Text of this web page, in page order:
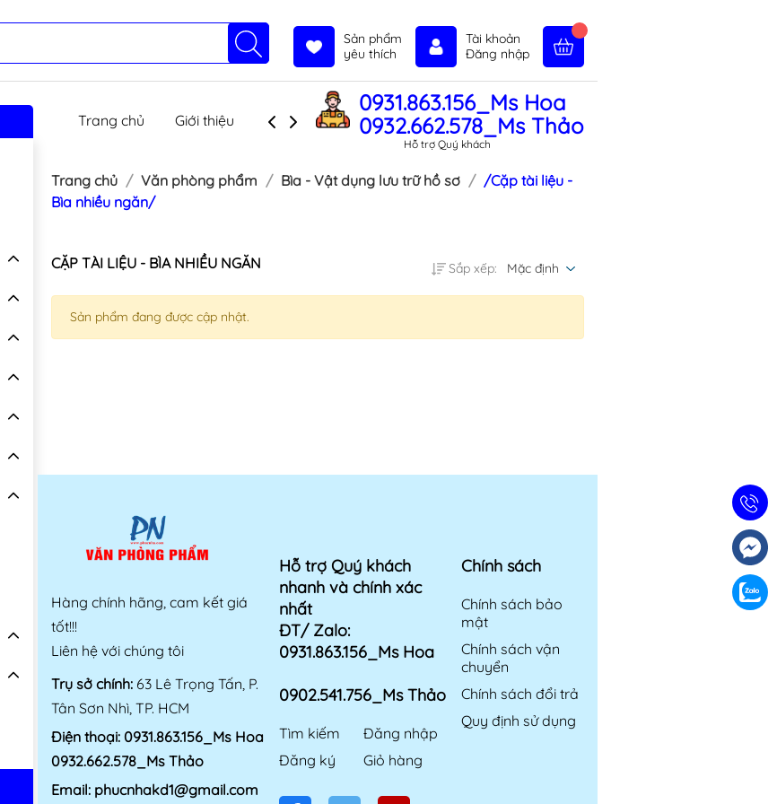
Sản phẩm
yêu thích
Tài khoản
Đăng nhập
Trang chủ Giới thiệu Sản phẩm Tin tức Liên hệ Chính sách
0931.863.156_Ms Hoa
0932.662.578_Ms Thảo
Hỗ trợ Quý khách
Trang chủ Văn phòng phẩm Bìa - Vật dụng lưu trữ hồ sơ
/Cặp tài liệu -
Bìa nhiều ngăn/
CẶP TÀI LIỆU - BÌA NHIỀU NGĂN Sắp xếp: Mặc định
Sản phẩm đang được cập nhật.
Hàng chính hãng, cam kết giá
tốt!!!
Liên hệ với chúng tôi
Trụ sở chính: 63 Lê Trọng Tấn, P.
Tân Sơn Nhì, TP. HCM
Điện thoại: 0931.863.156_Ms Hoa
0932.662.578_Ms Thảo
Email: phucnhakd1@gmail.com
Hỗ trợ Quý khách
nhanh và chính xác
nhất
ĐT/ Zalo:
0931.863.156_Ms Hoa
0902.541.756_Ms Thảo
Tìm kiếm
Đăng nhập
Đăng ký
Giỏ hàng
Chính sách
Chính sách bảo
mật
Chính sách vận
chuyển
Chính sách đổi trả
Quy định sử dụng